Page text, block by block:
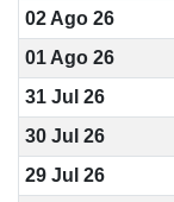
02 Ago 26
01 Ago 26
31 Jul 26
30 Jul 26
29 Jul 26